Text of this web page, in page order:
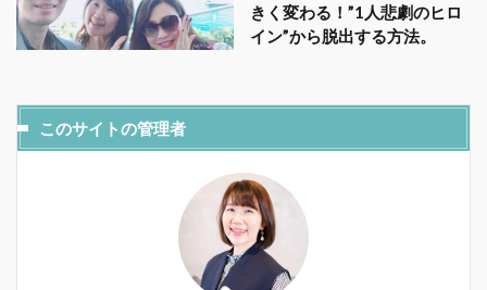
きく変わる！”1人悲劇のヒロ
イン”から脱出する方法。
このサイトの管理者